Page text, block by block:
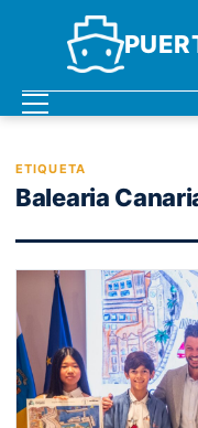
ETIQUETA
Balearia